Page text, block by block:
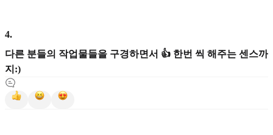
4.
다른 분들의 작업물들을 구경하면서 👍 한번 씩 해주는 센스까
지:)